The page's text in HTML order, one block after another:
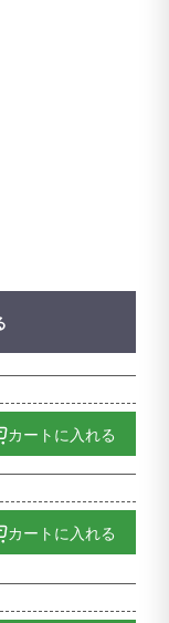
カートに入れる
カートに入れる